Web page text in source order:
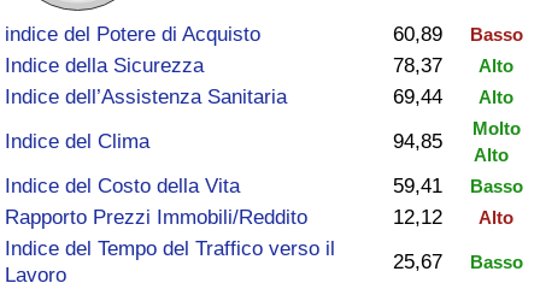
indice del Potere di Acquisto 60,89 Basso
Indice della Sicurezza 78,37 Alto
Indice dell’Assistenza Sanitaria 69,44 Alto
Indice del Clima 94,85
Molto
Alto
Indice del Costo della Vita 59,41 Basso
Rapporto Prezzi Immobili/Reddito 12,12 Alto
Indice del Tempo del Traffico verso il
Lavoro
25,67 Basso
ad Aqaba
Criminalità
Indice del Tasso di Criminalità (Corrente)
Indice della Criminalità
Indice di criminalità per paese
Assistenza Sanitaria